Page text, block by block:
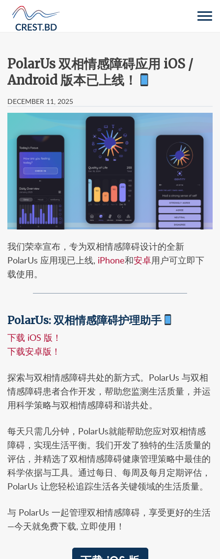
PolarUs 双相情感障碍应用 iOS /
Android 版本已上线！
DECEMBER 11, 2025
我们荣幸宣布，专为双相情感障碍设计的全新
PolarUs 应用现已上线, iPhone和安卓用户可立即下
载使用。
PolarUs: 双相情感障碍护理助手
下载 iOS 版！
下载安卓版！
探索与双相情感障碍共处的新方式。PolarUs 与双相
情感障碍患者合作开发，帮助您监测生活质量，并运
用科学策略与双相情感障碍和谐共处。
每天只需几分钟，PolarUs就能帮助您应对双相情感
障碍，实现生活平衡。我们开发了独特的生活质量的
评估，并精选了双相情感障碍健康管理策略中最佳的
科学依据与工具。通过每日、每周及每月定期评估，
PolarUs 让您轻松追踪生活各关键领域的生活质量。
与 PolarUs 一起管理双相情感障碍，享受更好的生活
—今天就免费下载, 立即使用！